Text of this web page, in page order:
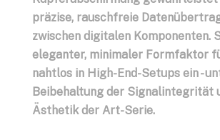
präzise, rauschfreie
zwischen digitalen Komponenten.
eleganter, minimaler Formfaktor
nahtlos in High-End-Setups ein -
Beibehaltung der Signalintegrität
Ästhetik der Art-Serie.